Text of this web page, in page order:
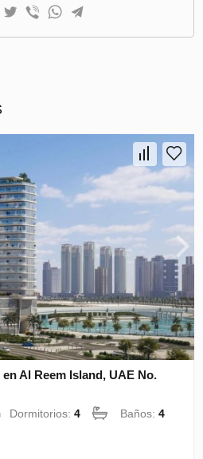
Al Reem Island, UAE No.
Dormitorios:4 Baños:4